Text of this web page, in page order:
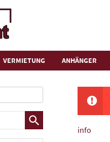
VERMIETUNG ANHÄNGER
info